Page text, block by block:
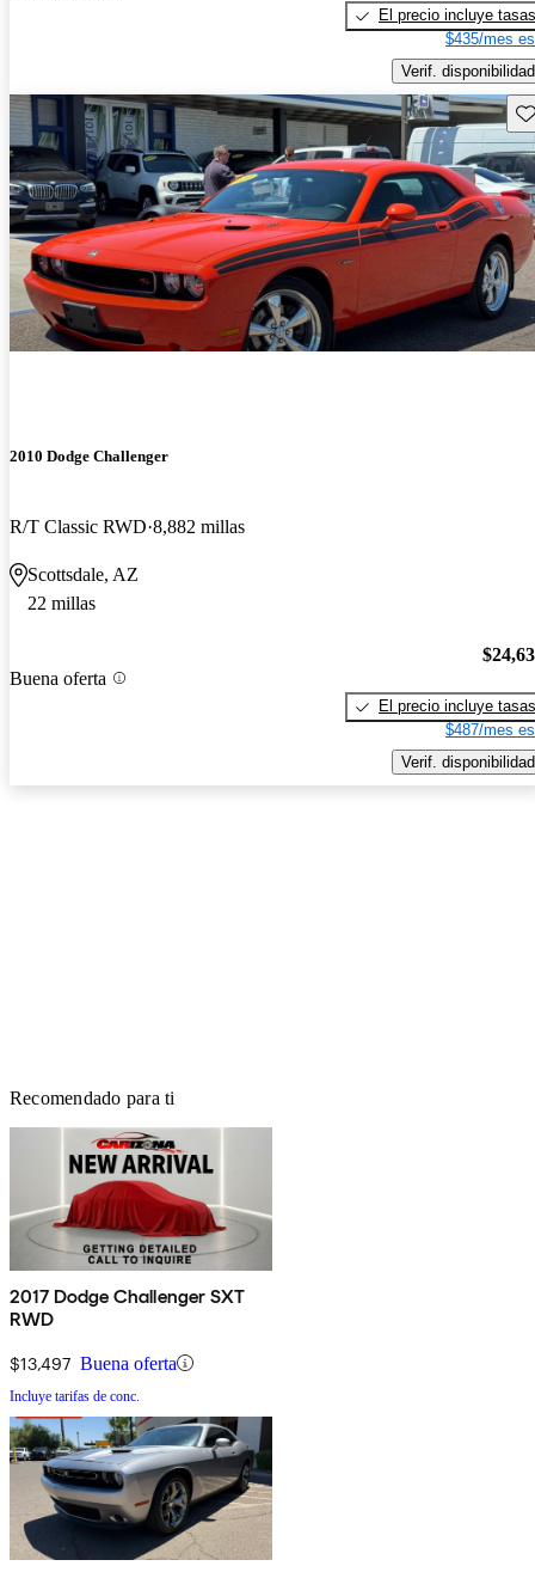
El precio incluye tasas
$435/mes
Verif. disponibilidad
2010 Dodge Challenger
R/T Classic RWD 8,882 millas
Scottsdale, AZ
22 millas
Buena oferta
El precio incluye tasas
$487/mes
Verif. disponibilidad
Recomendado para ti
2017 Dodge Challenger SXT
RWD
$13,497 Buena oferta
Incluye tarifas de conc.